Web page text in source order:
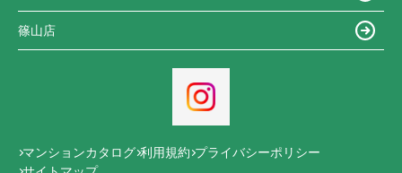
篠山店
マンションカタログ 利用規約 プライバシーポリシー